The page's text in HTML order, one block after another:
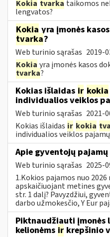
Kokia tvarka taikomos
lengvatos?
Kokia yra įmonės
tvarka?
Web turinio sąrašas 2019-
Kokia yra įmonės kasos
tvarka?
Kokias išlaidas ir kokia
individualios veiklos
Web turinio sąrašas 2021-
Kokias išlaidas ir kokia
individualios veiklos
Apie gyventojų
Web turinio sąrašas 2025-
1.Kokios pajamos nuo
apskaičiuojant metines
str. 1 dalį? Pavyzdžiui,
darbo užmokesčio, Y Eur
Piktnaudžiauti įmonės
kelionėms ir krepšinio